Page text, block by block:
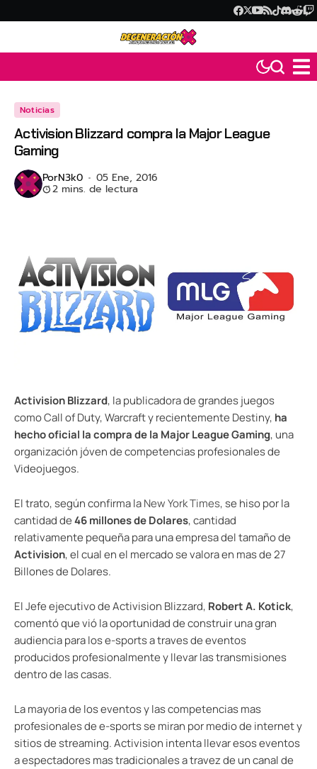
Noticias
Activision Blizzard compra la Major League
Gaming
PorN3k0 05 Ene, 2016
2 mins. de lectura
Activision Blizzard, la publicadora de grandes juegos
como Call of Duty, Warcraft y recientemente Destiny, ha
hecho oficial la compra de la Major League Gaming, una
organización jóven de competencias profesionales de
Videojuegos.
El trato, según confirma laNew York Times, se hiso por la
cantidad de46 millones de Dolares, cantidad
relativamente pequeña para una empresa del tamaño de
Activision, el cual en el mercado se valora en mas de 27
Billones de Dolares.
El Jefe ejecutivo de Activision Blizzard, Robert A. Kotick,
comentó que vió la oportunidad de construir una gran
audiencia para los e-sports a traves de eventos
producidos profesionalmente y llevar las transmisiones
dentro de las casas.
La mayoria de los eventos y las competencias mas
profesionales de e-sports se miran por medio de internet y
sitios de streaming. Activision intenta llevar esos eventos
a espectadores mas tradicionales a travez de un canal de